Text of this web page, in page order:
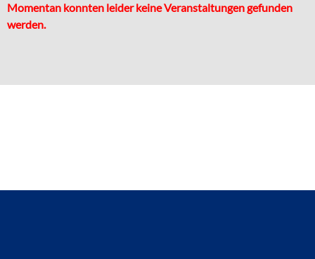
Momentan konnten leider keine Veranstaltungen gefunden
werden.